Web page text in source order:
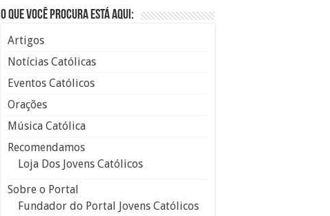
O que você procura está aqui:
Artigos
Notícias Católicas
Eventos Católicos
Orações
Música Católica
Recomendamos
Loja Dos Jovens Católicos
Sobre o Portal
Fundador do Portal Jovens Católicos